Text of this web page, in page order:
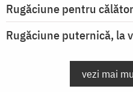
Rugăciune pentru
Rugăciune puternică, la
vezi mai